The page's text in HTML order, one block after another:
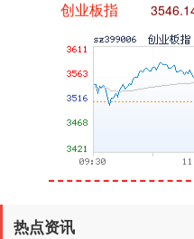
基金指数
热点资讯